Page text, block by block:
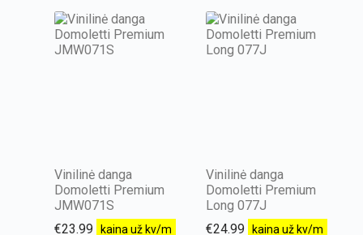
Vinilinė danga
Domoletti Premium
JMW071S
€23.99 kaina už kv/m
Vinilinė danga
Domoletti Premium
Long 077J
€24.99 kaina už kv/m